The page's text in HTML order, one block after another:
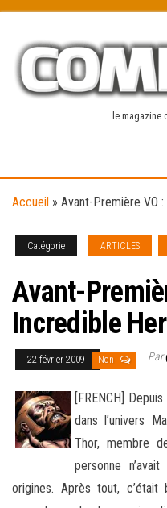
content
le magazine
Accueil » Avant-Première VO
Catégorie ARTICLES
Avant-
Incredible
22 février 2009 Non Par
[FRENCH]
dans l’univers
Thor, membre
personne
origines. Après tout,